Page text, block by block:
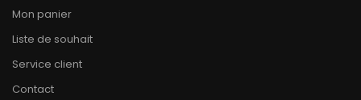
Mon panier
Liste de souhait
Service client
Contact